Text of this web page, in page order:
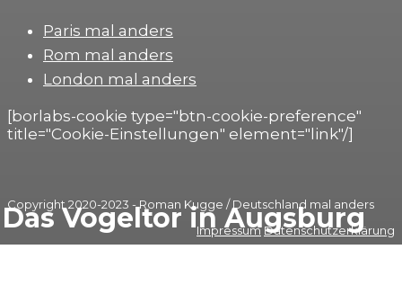
Das Vogeltor in Augsburg
Paris mal anders
Rom mal anders
London mal anders
[borlabs-cookie type="btn-cookie-preference"
title="Cookie-Einstellungen" element="link"/]
Copyright 2020-2023 - Roman Kugge / Deutschland mal anders
Impressum Datenschutzerklärung